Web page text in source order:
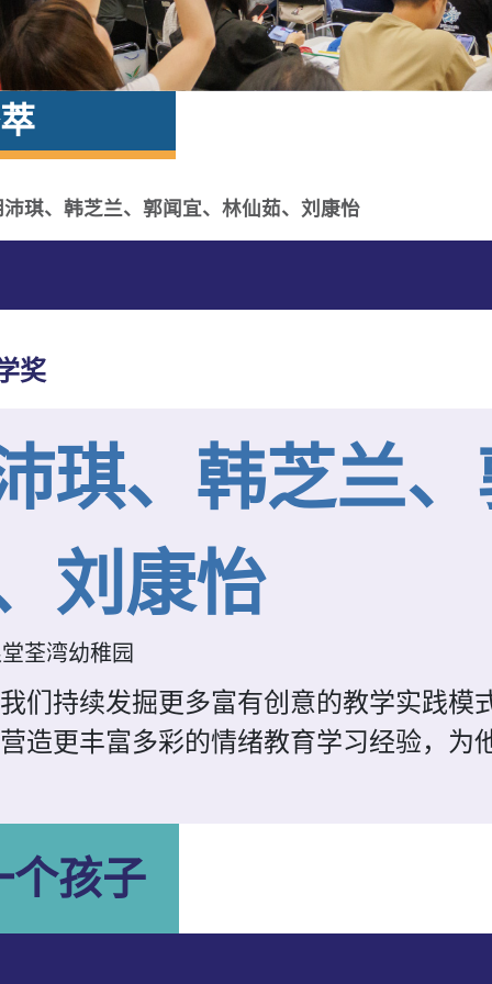
沛琪、韩芝兰、郭闻宜、林仙茹、刘康怡
奖
琪、韩芝兰
刘康怡
荃湾幼稚园
我们持续发掘更多富有创意的教学实践模
营造更丰富多彩的情绪教育学习经验，为
个孩子